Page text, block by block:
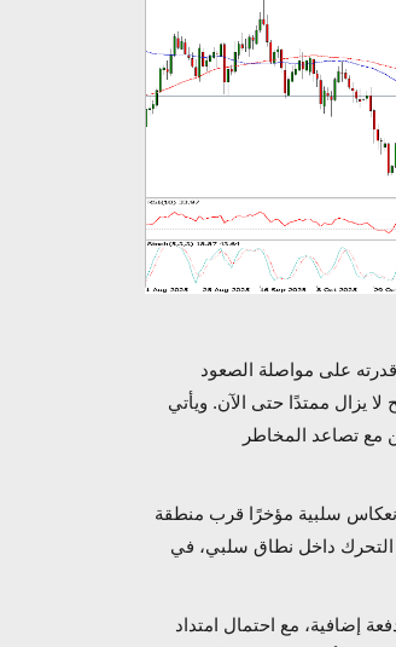
على مواصلة الصعود
لا يزال ممتدًا حتى الآن. ويأتي
مع تصاعد المخاطر
سلبية مؤخرًا قرب منطقة
التحرك داخل نطاق سلبي، في
الهبوطية دفعة إضافية، مع احتمال امتداد